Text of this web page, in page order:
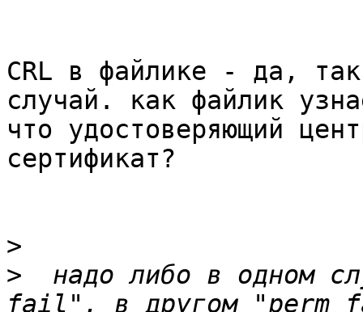
CRL в файлике - да,
случай. как файлик
что удостоверяющий
сертификат?
>
>
надо либо в одном